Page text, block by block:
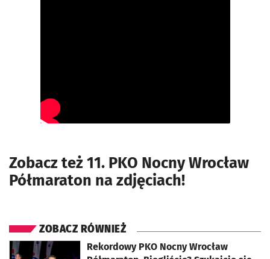
Zobacz też 11. PKO Nocny Wrocław
Półmaraton na zdjęciach!
ZOBACZ RÓWNIEŻ
Rekordowy PKO Nocny Wrocław
otworzy się w nowej karcie